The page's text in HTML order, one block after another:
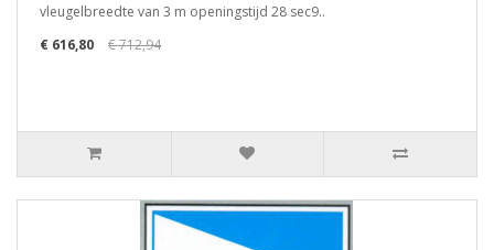
vleugelbreedte van 3 m openingstijd 28 sec9..
€ 616,80
€ 712,94